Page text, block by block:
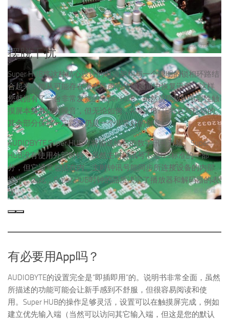
摆脱干扰
Super HUB将这种精心设计的电源架构与一个聪明的锁相环路结
合起来，能从可能存在潜在噪声的传递通道中恢复讯号，这样
您就拥有了一台非常发烧的Super HUB。虽然前面板的电容性触
摸屏本身并没有噪音，但无论如何，AUDIOBYTE将它与机箱的
其余部分保持一定距离仍是一个非常好的创意。
AUDIOBYTE Super HUB可将输送给它的数字讯号升频。Super
HUB没有使用外部时钟。虽然主时钟讯号不是I2S标准的一部
分，但它通常包括在内。主时钟讯号能同步所连接设备的内部
操作，因此，Super HUB时钟的品质决定了播放器和解码器的表
现。
有必要用App吗？
AUDIOBYTE的设置完全是“即插即用”的。说明书非常全面，虽然
所描述的功能可能会让新手感到不舒服，但很容易阅读和使
用。Super HUB的操作足够灵活，设置可以在触摸屏完成，例如
建立优先输入端（当然可以访问其它输入端，但这是您的默认